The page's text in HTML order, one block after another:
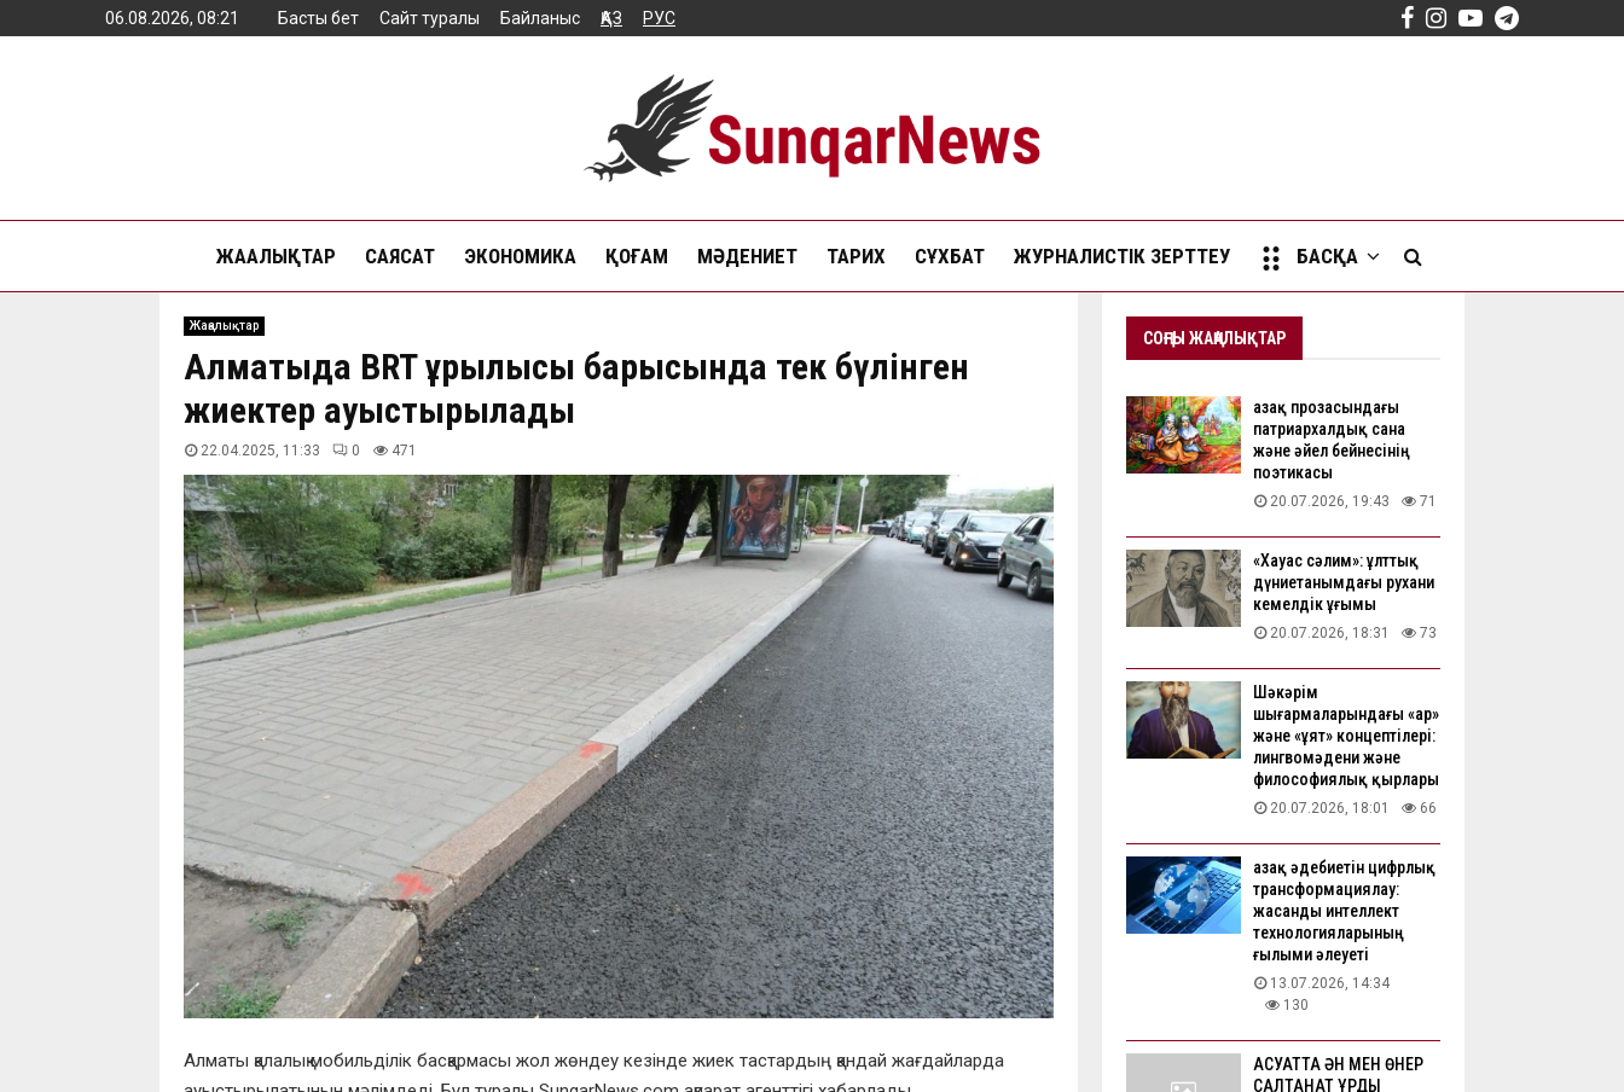
06.08.2026, 08:21 Басты бет Сайт туралы Байланыс ҚАЗ РУС Facebook
Instagram
YoutubeTelegram
ЖАҢАЛЫҚТАР САЯСАТ ЭКОНОМИКА ҚОҒАМ МӘДЕНИЕТ ТАРИХ СҰХБАТ ЖУРНАЛИСТІК ЗЕРТТЕУ БАСҚА
Жаңалықтар
Алматыда BRT құрылысы барысында тек бүлінген
жиектер ауыстырылады
22.04.2025, 11:33 0 471
Алматы қалалық мобильділік басқармасы жол жөндеу кезінде жиек тастардың қандай жағдайларда
СОҢҒЫ ЖАҢАЛЫҚТАР
Қазақ прозасындағы
патриархалдық сана
және әйел бейнесінің
поэтикасы
20.07.2026, 19:43 71
«Хауас сәлим»: ұлттық
дүниетанымдағы рухани
кемелдік ұғымы
20.07.2026, 18:31 73
Шәкәрім
шығармаларындағы «ар»
және «ұят» концептілері:
лингвомәдени және
философиялық қырлары
20.07.2026, 18:01 66
Қазақ әдебиетін цифрлық
трансформациялау:
жасанды интеллект
технологияларының
ғылыми әлеуеті
13.07.2026, 14:34
130
АҚСУАТТА ӘН МЕН ӨНЕР
САЛТАНАТ ҚҰРДЫ